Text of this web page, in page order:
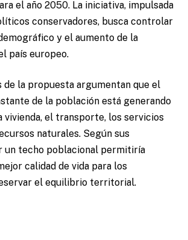
el año 2050. La iniciativa, impulsada
conservadores, busca controlar
y el aumento de la
país europeo.
de la propuesta argumentan que el
de la población está generando
vivienda, el transporte, los servicios
naturales. Según sus
un techo poblacional permitiría
calidad de vida para los
el equilibrio territorial.